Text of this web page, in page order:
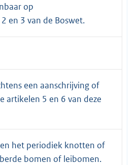
op
en 3 van de Boswet.
een aanschrijving of
artikelen 5 en 6 van deze
het periodiek knotten of
bomen of leibomen.